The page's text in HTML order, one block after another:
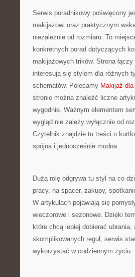
Serwis poradnikowy poświęcony
makijażowi oraz praktycznym
niezależnie od rozmiaru. To
konkretnych porad dotyczących
makijażowych trików. Strona
interesują się stylem dla różnych
schematów. Polecamy Makijaż
stronie można znaleźć liczne
wygodnie. Ważnym elementem
wygląd nie zależy wyłącznie od
Czytelnik znajdzie tu treści o
spójna i jednocześnie modna.
Dużą rolę odgrywa tu styl na co
pracy, na spacer, zakupy,
W artykułach pojawiają się
wieczorowe i sezonowe. Dzięki
które chcą lepiej dobierać
skomplikowanych reguł, serwis
wykorzystać w codziennym życiu.